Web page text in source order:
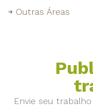
Outras Áreas
Envie seu